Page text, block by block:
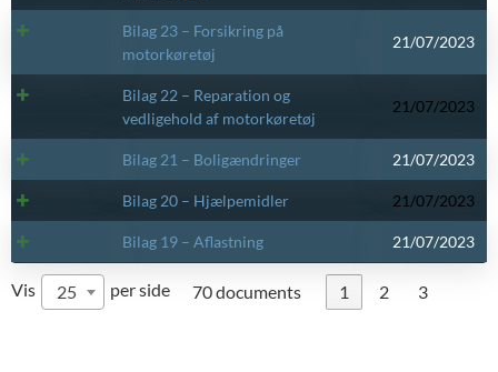
Bilag 23 – Forsikring på
motorkøretøj
21/07/2023
Bilag 22 – Reparation og
vedligehold af motorkøretøj
21/07/2023
Bilag 21 – Boligændringer 21/07/2023
Bilag 20 – Hjælpemidler 21/07/2023
Bilag 19 – Aflastning 21/07/2023
Vis 25 per side 70 documents 1 2 3